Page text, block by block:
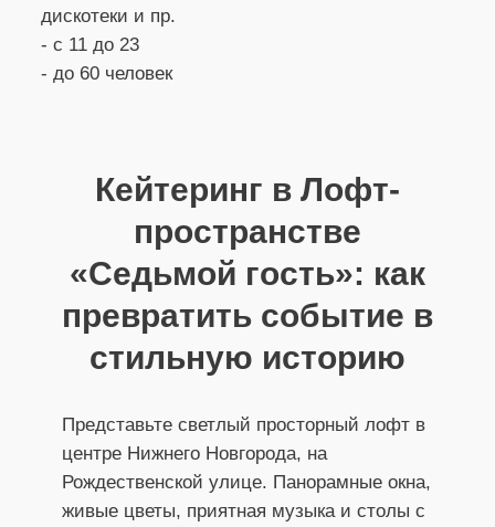
дискотеки и пр.
- с 11 до 23
- до 60 человек
Кейтеринг в Лофт-
пространстве
«Седьмой гость»: как
превратить событие в
стильную историю
Представьте светлый просторный лофт в
центре Нижнего Новгорода, на
Рождественской улице. Панорамные окна,
живые цветы, приятная музыка и столы с